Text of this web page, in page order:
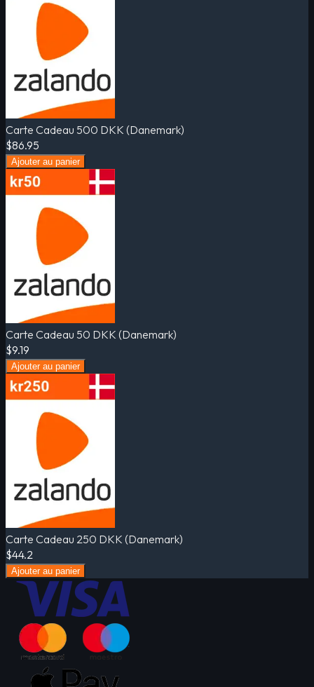
Carte Cadeau 500 DKK (Danemark)
$86.95
Ajouter au panier
Carte Cadeau 50 DKK (Danemark)
$9.19
Ajouter au panier
Carte Cadeau 250 DKK (Danemark)
$44.2
Ajouter au panier